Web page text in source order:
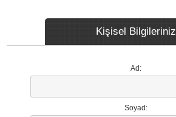
Kişisel Bilgileriniz
Ad:
Soyad: